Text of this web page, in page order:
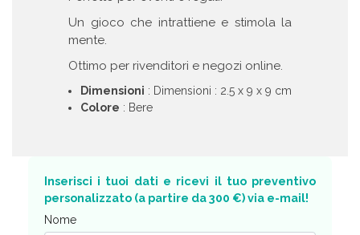
Un gioco che intrattiene e stimola la
mente.
Ottimo per rivenditori e negozi online.
Dimensioni : Dimensioni : 2.5 x 9 x 9 cm
Colore : Bere
Inserisci i tuoi dati e ricevi il tuo preventivo
personalizzato (a partire da 300 €) via e-mail!
Nome